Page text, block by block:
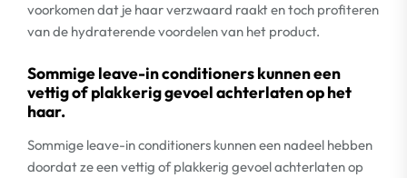
voorkomen dat je haar verzwaard raakt en toch profiteren
van de hydraterende voordelen van het product.
Sommige leave-in conditioners kunnen een
vettig of plakkerig gevoel achterlaten op het
haar.
Sommige leave-in conditioners kunnen een nadeel hebben
doordat ze een vettig of plakkerig gevoel achterlaten op